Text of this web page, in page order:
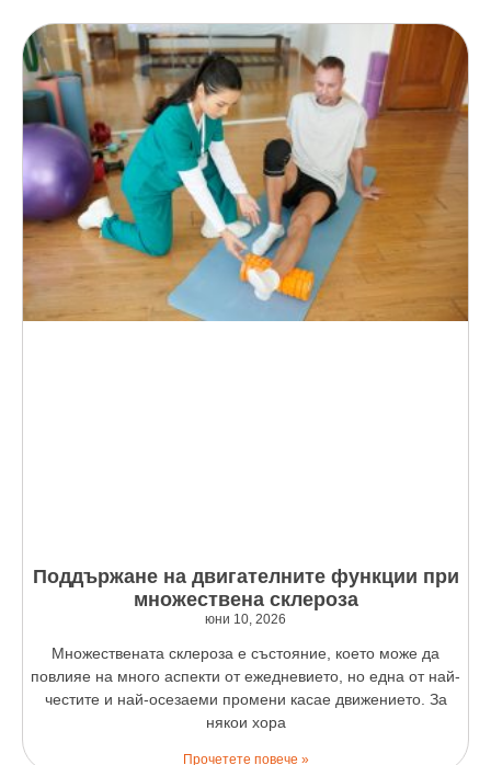
Поддържане на двигателните функции при
множествена склероза
юни 10, 2026
Множествената склероза е състояние, което може да
повлияе на много аспекти от ежедневието, но една от най-
честите и най-осезаеми промени касае движението. За
някои хора
Прочетете повече »